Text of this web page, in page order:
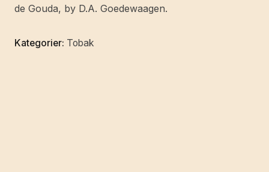
de Gouda, by D.A. Goedewaagen.
Kategorier: Tobak